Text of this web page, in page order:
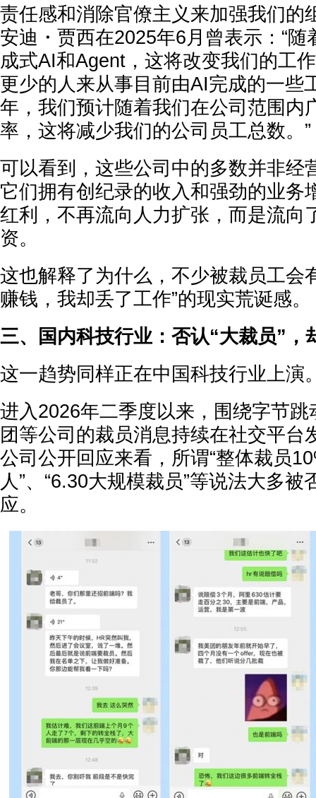
责任感和消除官僚主义来加强我们的
安迪・贾西在2025年6月曾表示：“随
成式AI和Agent，这将改变我们的工
更少的人来从事目前由AI完成的一
年，我们预计随着我们在公司范围内
率，这将减少我们的公司员工总数。”
可以看到，这些公司中的多数并非经
它们拥有创纪录的收入和强劲的业务
红利，不再流向人力扩张，而是流向
资。
这也解释了为什么，不少被裁员工会
赚钱，我却丢了工作”的现实荒诞感。
三、国内科技行业：否认“大裁员”，
这一趋势同样正在中国科技行业上演
进入2026年二季度以来，围绕字节跳
团 等公司的裁员消息持续在社交平台
公司公开回应来看，所谓“整体裁员
人”、“6.30大规模裁员”等说法大多被
应。